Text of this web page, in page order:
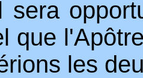
sera
que
les